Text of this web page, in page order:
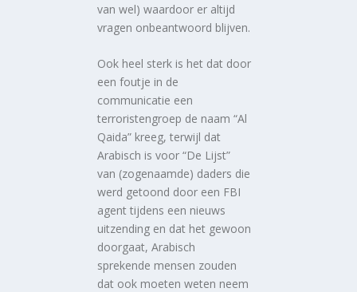
van wel) waardoor er altijd
vragen onbeantwoord blijven.
Ook heel sterk is het dat door
een foutje in de
communicatie een
terroristengroep de naam “Al
Qaida” kreeg, terwijl dat
Arabisch is voor “De Lijst”
van (zogenaamde) daders die
werd getoond door een FBI
agent tijdens een nieuws
uitzending en dat het gewoon
doorgaat, Arabisch
sprekende mensen zouden
dat ook moeten weten neem